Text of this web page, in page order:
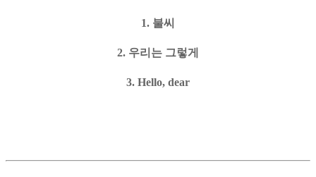
1. 불씨
2. 우리는 그렇게
3. Hello, dear